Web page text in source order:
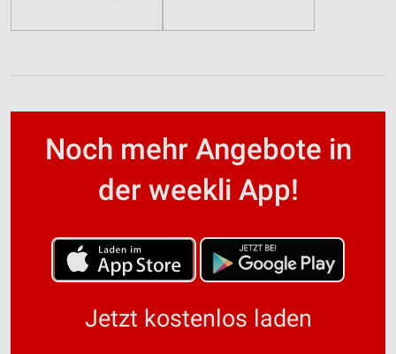
Noch mehr Angebote in
der weekli App!
Jetzt kostenlos laden